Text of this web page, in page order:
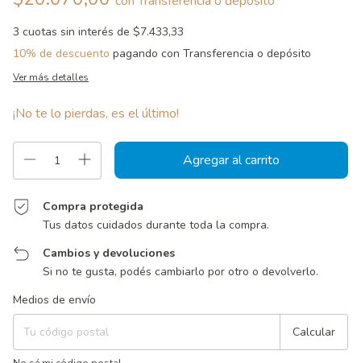
3 cuotas sin interés de $7.433,33
10% de descuento pagando con Transferencia o depósito
Ver más detalles
¡No te lo pierdas, es el último!
Compra protegida
Tus datos cuidados durante toda la compra.
Cambios y devoluciones
Si no te gusta, podés cambiarlo por otro o devolverlo.
Entregas para el CP:
Medios de envío
Calcular